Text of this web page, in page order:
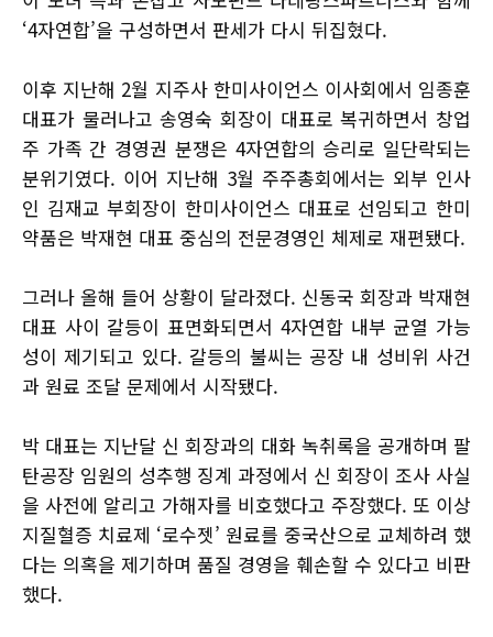
‘4자연합’을 구성하면서 판세가 다시 뒤집혔다.
이후 지난해 2월 지주사 한미사이언스 이사회에서 임종훈
대표가 물러나고 송영숙 회장이 대표로 복귀하면서 창업
주 가족 간 경영권 분쟁은 4자연합의 승리로 일단락되는
분위기였다. 이어 지난해 3월 주주총회에서는 외부 인사
인 김재교 부회장이 한미사이언스 대표로 선임되고 한미
약품은 박재현 대표 중심의 전문경영인 체제로 재편됐다.
그러나 올해 들어 상황이 달라졌다. 신동국 회장과 박재현
대표 사이 갈등이 표면화되면서 4자연합 내부 균열 가능
성이 제기되고 있다. 갈등의 불씨는 공장 내 성비위 사건
과 원료 조달 문제에서 시작됐다.
박 대표는 지난달 신 회장과의 대화 녹취록을 공개하며 팔
탄공장 임원의 성추행 징계 과정에서 신 회장이 조사 사실
을 사전에 알리고 가해자를 비호했다고 주장했다. 또 이상
지질혈증 치료제 ‘로수젯’ 원료를 중국산으로 교체하려 했
다는 의혹을 제기하며 품질 경영을 훼손할 수 있다고 비판
했다.